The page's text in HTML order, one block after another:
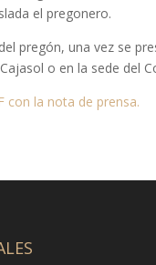
el pregonero.
pregón, una vez se
o en la sede del
con la nota de prensa.